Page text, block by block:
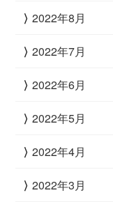
2022年8月
2022年7月
2022年6月
2022年5月
2022年4月
2022年3月